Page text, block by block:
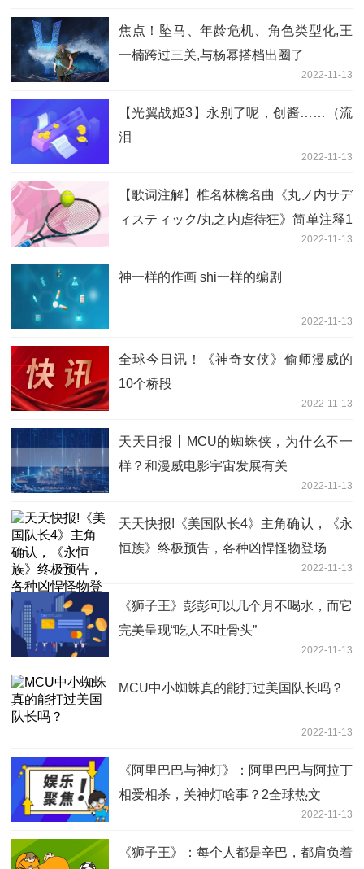
焦点！坠马、年龄危机、角色类型化,王
一楠跨过三关,与杨幂搭档出圈了
2022-11-13
【光翼战姬3】永别了呢，创酱……（流
泪
2022-11-13
【歌词注解】椎名林檎名曲《丸ノ内サデ
ィスティック/丸之内虐待狂》简单注释1
2022-11-13
神一样的作画 shi一样的编剧
2022-11-13
全球今日讯！《神奇女侠》偷师漫威的
10个桥段
2022-11-13
天天日报丨MCU的蜘蛛侠，为什么不一
样？和漫威电影宇宙发展有关
2022-11-13
天天快报!《美国队长4》主角确认，《永
恒族》终极预告，各种凶悍怪物登场
2022-11-13
《狮子王》彭彭可以几个月不喝水，而它
完美呈现“吃人不吐骨头”
2022-11-13
MCU中小蜘蛛真的能打过美国队长吗？
2022-11-13
《阿里巴巴与神灯》：阿里巴巴与阿拉丁
相爱相杀，关神灯啥事？2全球热文
2022-11-13
《狮子王》：每个人都是辛巴，都肩负着